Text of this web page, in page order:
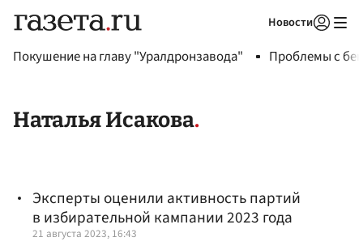
Новости
Покушение на главу "Уралдронзавода" Проблемы с
Наталья Исакова
Эксперты оценили активность партий
в избирательной кампании 2023 года
21 августа 2023, 16:43